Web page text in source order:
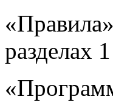
разделах